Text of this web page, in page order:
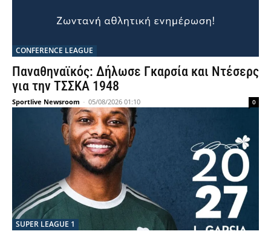
CONFERENCE LEAGUE
Παναθηναϊκός: Δήλωσε Γκαρσία και Ντέσερς
για την ΤΣΣΚΑ 1948
Sportlive Newsroom - 05/08/2026 01:10 0
SUPER LEAGUE 1